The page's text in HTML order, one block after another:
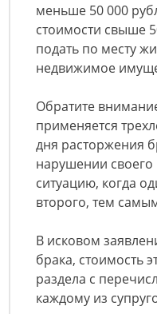
меньше 50 000
стоимости свыше
подать по месту
недвижимое
Обратите
применяется
дня расторжения
нарушении
ситуацию, когда
второго, тем
В исковом
брака, стоимость
раздела с
каждому из